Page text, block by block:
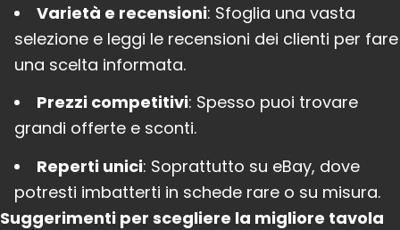
Varietà e recensioni: Sfoglia una vasta
selezione e leggi le recensioni dei clienti per fare
una scelta informata.
Prezzi competitivi: Spesso puoi trovare
grandi offerte e sconti.
Reperti unici: Soprattutto su eBay, dove
potresti imbatterti in schede rare o su misura.
Suggerimenti per scegliere la migliore tavola